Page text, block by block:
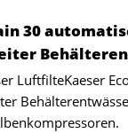
30
LuftfilteKaeser